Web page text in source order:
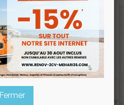
Culbuteur Aluminium Pour 2cv
-15%
Fermer